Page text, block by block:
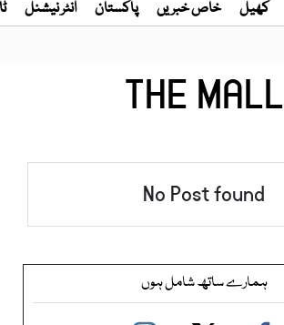
کھیل خاص خبریں پاکستان انٹر نیشنل
THE MALL
No Post found
ہمارے ساتھ شامل ہوں